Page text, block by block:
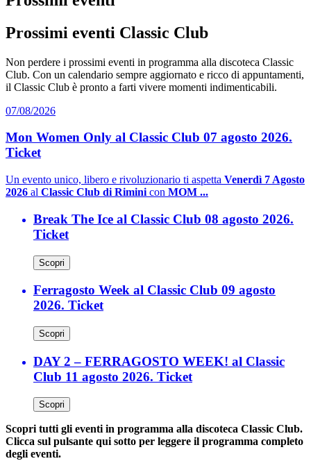
Prossimi eventi Classic Club
Non perdere i prossimi eventi in programma alla discoteca Classic
Club. Con un calendario sempre aggiornato e ricco di appuntamenti,
il Classic Club è pronto a farti vivere momenti indimenticabili.
07/08/2026
Mon Women Only al Classic Club 07 agosto 2026.
Ticket
Un evento unico, libero e rivoluzionario ti aspetta Venerdì 7 Agosto
2026 al Classic Club di Rimini con MOM ...
Break The Ice al Classic Club 08 agosto 2026.
Ticket
Scopri
Ferragosto Week al Classic Club 09 agosto
2026. Ticket
Scopri
DAY 2 – FERRAGOSTO WEEK! al Classic
Club 11 agosto 2026. Ticket
Scopri
Scopri tutti gli eventi in programma alla discoteca Classic Club.
Clicca sul pulsante qui sotto per leggere il programma completo
degli eventi.